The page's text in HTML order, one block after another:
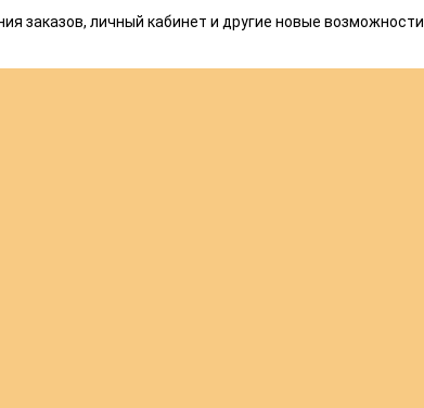
заказов, личный кабинет и другие новые возможности